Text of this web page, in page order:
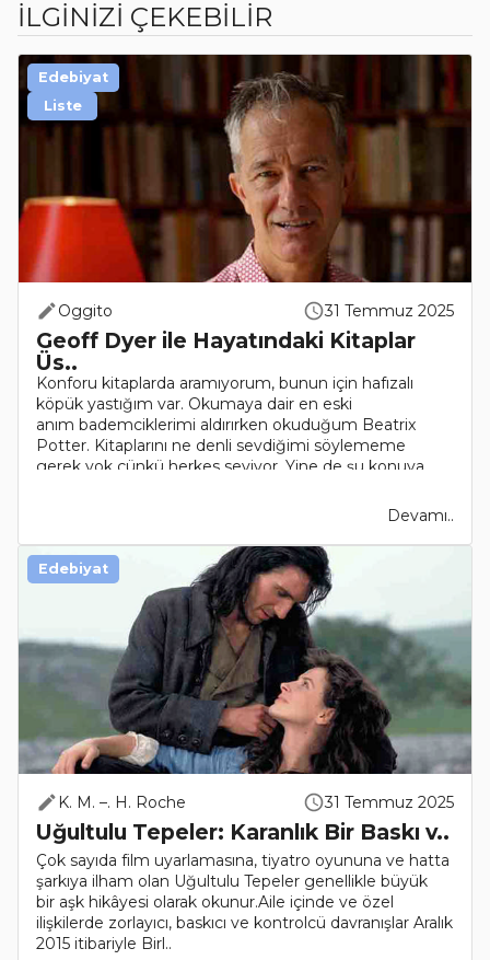
İLGİNİZİ ÇEKEBİLİR
Oggito 31 Temmuz 2025
Geoff Dyer ile Hayatındaki Kitaplar
Üs..
Konforu kitaplarda aramıyorum, bunun için hafızalı
köpük yastığım var. Okumaya dair en eski
anım bademciklerimi aldırırken okuduğum Beatrix
Potter. Kitaplarını ne denli sevdiğimi söylememe
gerek yok çünkü herkes seviyor. Yine de şu konuya
Devamı..
Edebiyat
Liste
K. M. –. H. Roche 31 Temmuz 2025
Uğultulu Tepeler: Karanlık Bir Baskı v..
Çok sayıda film uyarlamasına, tiyatro oyununa ve hatta
şarkıya ilham olan Uğultulu Tepeler genellikle büyük
bir aşk hikâyesi olarak okunur.Aile içinde ve özel
ilişkilerde zorlayıcı, baskıcı ve kontrolcü davranışlar Aralık
2015 itibariyle Birl..
Edebiyat